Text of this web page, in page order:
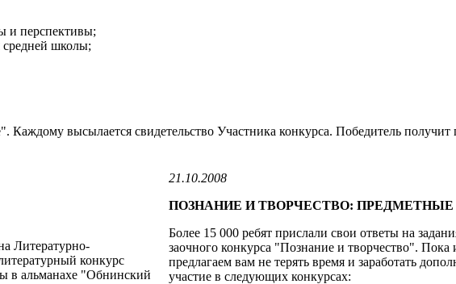
и перспективы;
средней школы;
высылается свидетельство Участника конкурса. Победитель
Литературно-
конкурс
в альманахе "Обнинский
21.10.2008
ПОЗНАНИЕ И ТВОРЧЕСТВО:
Более 15 000 ребят прислали свои ответы на
заочного конкурса "Познание и творчество". Пока
предлагаем вам не терять время и заработать
участие в следующих конкурсах: